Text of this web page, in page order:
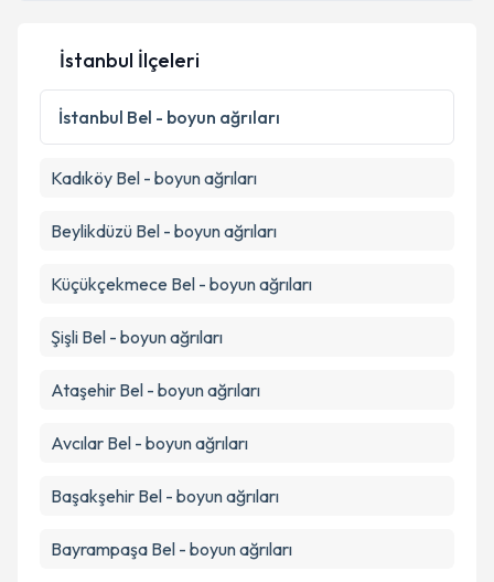
İstanbul İlçeleri
İstanbul Bel - boyun ağrıları
Kadıköy Bel - boyun ağrıları
Beylikdüzü Bel - boyun ağrıları
Küçükçekmece Bel - boyun ağrıları
Şişli Bel - boyun ağrıları
Ataşehir Bel - boyun ağrıları
Avcılar Bel - boyun ağrıları
Başakşehir Bel - boyun ağrıları
Bayrampaşa Bel - boyun ağrıları